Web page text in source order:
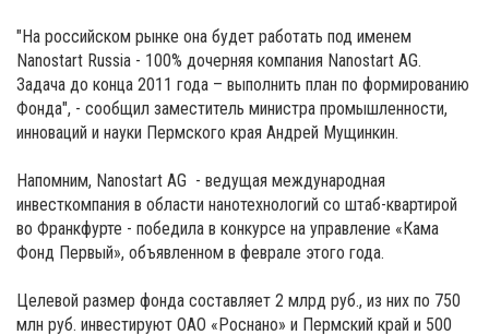
"На российском рынке она будет работать под именем
Nanostart Russia - 100% дочерняя компания Nanostart AG.
Задача до конца 2011 года – выполнить план по формированию
Фонда", - сообщил заместитель министра промышленности,
инноваций и науки Пермского края Андрей Мущинкин.
Напомним, Nanostart AG - ведущая международная
инвесткомпания в области нанотехнологий со штаб-квартирой
во Франкфурте - победила в конкурсе на управление «Кама
Фонд Первый», объявленном в феврале этого года.
Целевой размер фонда составляет 2 млрд руб., из них по 750
млн руб. инвестируют ОАО «Роснано» и Пермский край и 500